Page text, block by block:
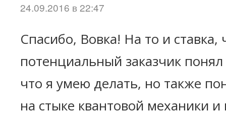
24.09.2016 в 22:47
Спасибо, Вовка! На то и ставка,
потенциальный заказчик
что я умею делать, но также
на стыке квантовой механики